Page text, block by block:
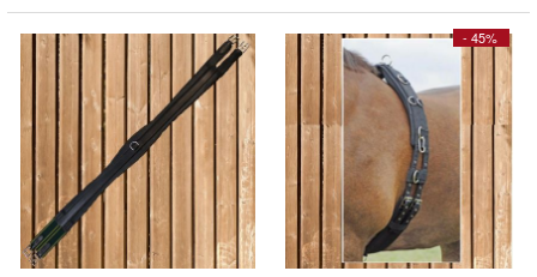
- 45%